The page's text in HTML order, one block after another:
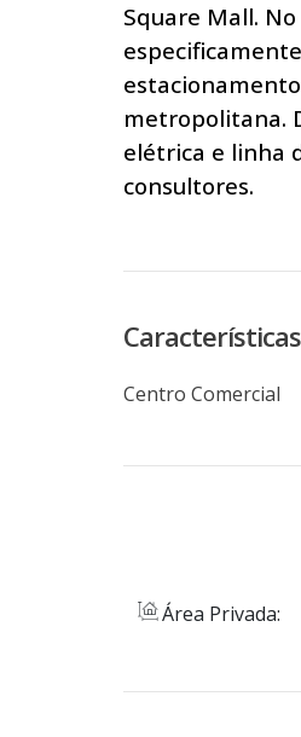
Square Mall.
metropolitana.
elétrica e linha
consultores.
Centro Comercial
Área Privada: